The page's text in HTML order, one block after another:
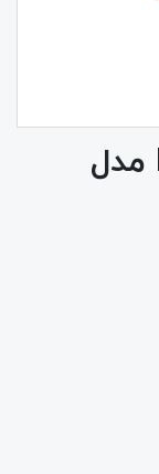
پمپ هوای پرتابل BOYU مدل